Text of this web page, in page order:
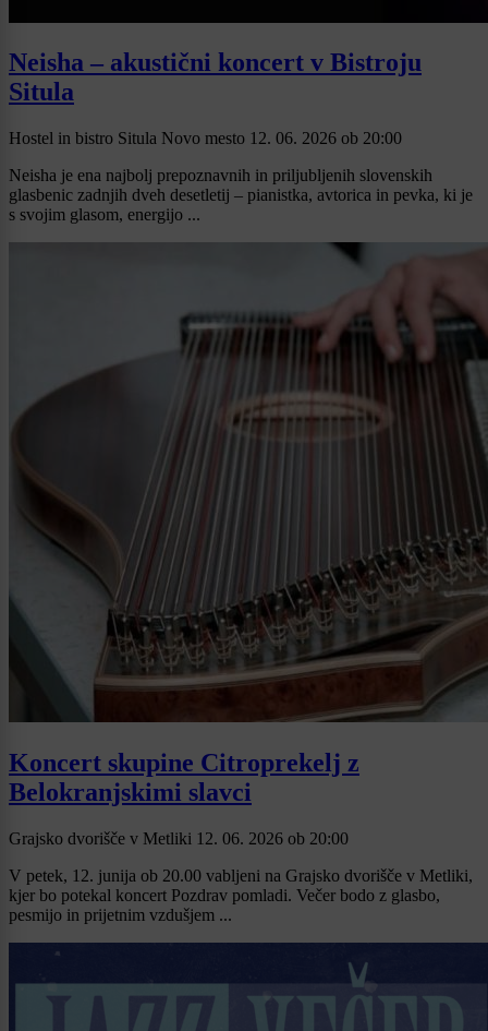
Neisha – akustični koncert v Bistroju
Situla
Hostel in bistro Situla Novo mesto 12. 06. 2026 ob 20:00
Neisha je ena najbolj prepoznavnih in priljubljenih slovenskih
glasbenic zadnjih dveh desetletij – pianistka, avtorica in pevka, ki je
s svojim glasom, energijo ...
Koncert skupine Citroprekelj z
Belokranjskimi slavci
Grajsko dvorišče v Metliki 12. 06. 2026 ob 20:00
V petek, 12. junija ob 20.00 vabljeni na Grajsko dvorišče v Metliki,
kjer bo potekal koncert Pozdrav pomladi. Večer bodo z glasbo,
pesmijo in prijetnim vzdušjem ...